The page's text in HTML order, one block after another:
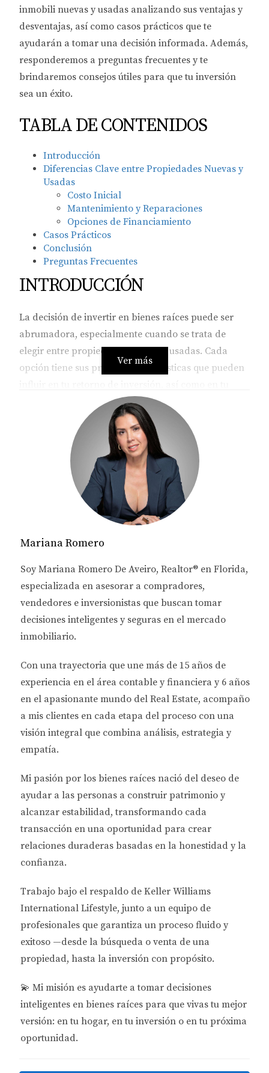
inmobili nuevas y usadas analizando sus ventajas y
desventajas, así como casos prácticos que te
ayudarán a tomar una decisión informada. Además,
responderemos a preguntas frecuentes y te
brindaremos consejos útiles para que tu inversión
sea un éxito.
TABLA DE CONTENIDOS
Introducción
Diferencias Clave entre Propiedades Nuevas y
Usadas
Costo Inicial
Mantenimiento y Reparaciones
Opciones de Financiamiento
Casos Prácticos
Conclusión
Preguntas Frecuentes
INTRODUCCIÓN
La decisión de invertir en bienes raíces puede ser
abrumadora, especialmente cuando se trata de
elegir entre propiedades nuevas y usadas. Cada
opción tiene sus propias características que pueden
experiencia como propietario. Las propiedades
nuevas suelen ofrecer modernidad y menos
problemas de mantenimiento, mientras que las
propiedades usadas pueden presentar
oportunidades únicas a precios más accesibles. En
este artículo, desglosaremos estas diferencias clave
para ayudarte a determinar cuál es la mejor opción
DIFERENCIAS CLAVE ENTRE
PROPIEDADES NUEVAS Y
USADAS
Costo Inicial
de decidir entre una propiedad nueva o usada es el
costo inicial. Las propiedades nuevas suelen tener
un precio más elevado debido a su estado impecable
y las comodidades modernas que ofrecen. Por otro
lado, las propiedades usadas pueden ser más
asequibles, pero es importante considerar los costos
renovaciones necesarias.
“El costo inicial no es el único factor a
considerar; los gastos futuros pueden
influir significativamente en tu retorno
de inversión.”
Mantenimiento y Reparaciones
Cuando adquieres una propiedad nueva,
generalmente puedes esperar menos problemas de
mantenimiento en los primeros años. Esto se debe a
que todo está recién construido y debería funcionar
sin inconvenientes. Sin embargo, con una propiedad
usada, es probable que enfrentes reparaciones más
frecuentes. Es fundamental realizar una inspección
exhaustiva antes de comprar para identificar
Ver más
Mariana Romero
Soy Mariana Romero De Aveiro, Realtor® en Florida,
especializada en asesorar a compradores,
vendedores e inversionistas que buscan tomar
decisiones inteligentes y seguras en el mercado
inmobiliario.
Con una trayectoria que une más de 15 años de
experiencia en el área contable y financiera y 6 años
en el apasionante mundo del Real Estate, acompaño
a mis clientes en cada etapa del proceso con una
visión integral que combina análisis, estrategia y
empatía.
Mi pasión por los bienes raíces nació del deseo de
ayudar a las personas a construir patrimonio y
alcanzar estabilidad, transformando cada
transacción en una oportunidad para crear
relaciones duraderas basadas en la honestidad y la
confianza.
Trabajo bajo el respaldo de Keller Williams
International Lifestyle, junto a un equipo de
profesionales que garantiza un proceso fluido y
exitoso —desde la búsqueda o venta de una
propiedad, hasta la inversión con propósito.
💫 Mi misión es ayudarte a tomar decisiones
inteligentes en bienes raíces para que vivas tu mejor
versión: en tu hogar, en tu inversión o en tu próxima
oportunidad.